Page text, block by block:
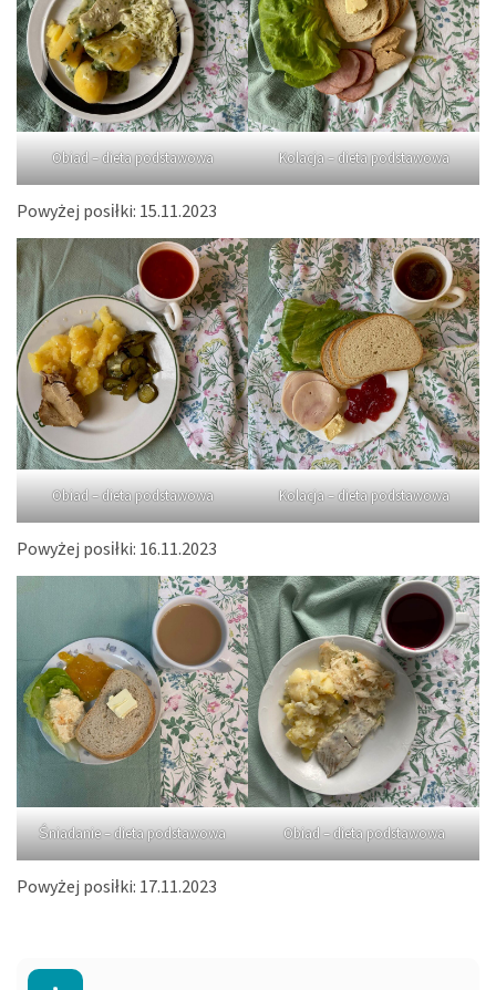
Obiad – dieta podstawowa Kolacja – dieta podstawowa
Powyżej posiłki: 15.11.2023
Obiad – dieta podstawowa Kolacja – dieta podstawowa
Powyżej posiłki: 16.11.2023
Śniadanie – dieta podstawowa Obiad – dieta podstawowa
Powyżej posiłki: 17.11.2023